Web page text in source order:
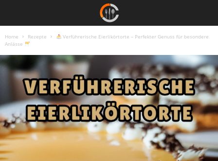
Home Rezepte
Verführerische Eierlikörtorte – Perfekter Genuss für besondere
Anlässe